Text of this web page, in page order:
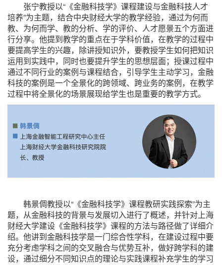
张宁教授以“《金融科技学》课程建设与金融科技人才
培养”为主题，结合中央财经大学的教学经验，通过为何而
教、为何而学、教的分析、学的评价、人才愿景五个方面进
行分享。他提到教学的重点在于学科价值，在教学的过程中
要提高学生的兴趣，除讲授知识外，要教授学生如何把知识
运用到实践中，同时也要提升学生的思想层面；授课过程中
通过不同行业的案例与课程结合，引导学生主动学习，金融
科技的案例是一个全景化的跨领域、跨业务的案例，在教学
过程中将全景化的场景展现给学生也是重要的教学方式。
韩景倜教授以“《金融科技学》课程教研实践探索”为主
题，从金融科技的背景与发展切入进行了概述，并针对上海
财经大学建设《金融科技学》课程的方法与路径做了详细介
绍。他讲到金融科技学是一门综合性学科，在建设过程中要
充分考虑学科之间的交叉融合与优势互补，做好跨学科的建
设，通过细分不同知识点的理论与实践课程补充学生的学习